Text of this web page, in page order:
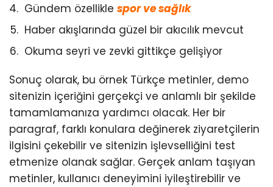
Gündem özellikle spor ve sağlık
Haber akışlarında güzel bir akıcılık mevcut
Okuma seyri ve zevki gittikçe gelişiyor
Sonuç olarak, bu örnek Türkçe metinler, demo
sitenizin içeriğini gerçekçi ve anlamlı bir şekilde
tamamlamanıza yardımcı olacak. Her bir
paragraf, farklı konulara değinerek ziyaretçilerin
ilgisini çekebilir ve sitenizin işlevselliğini test
etmenize olanak sağlar. Gerçek anlam taşıyan
metinler, kullanıcı deneyimini iyileştirebilir ve